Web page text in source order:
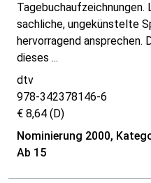
Tagebuchaufzeichnungen.
sachliche, ungekünstelte
hervorragend
dieses ...
dtv
978-342378146-6
€ 8,64 (D)
Nominierung 2000,
Ab 15